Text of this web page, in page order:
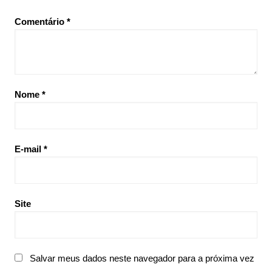
Comentário *
Nome *
E-mail *
Site
Salvar meus dados neste navegador para a próxima vez